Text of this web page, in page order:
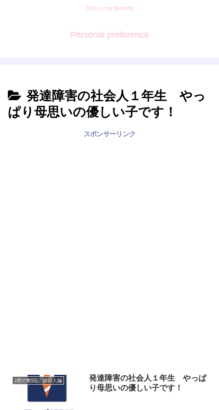
This is my favorite
Personal preference
発達障害の社会人１年生 やっ
ぱり母思いの優しい子です！
スポンサーリンク
J君の奮闘記 社会人編
発達障害の社会人１年生 やっぱ
り母思いの優しい子です！